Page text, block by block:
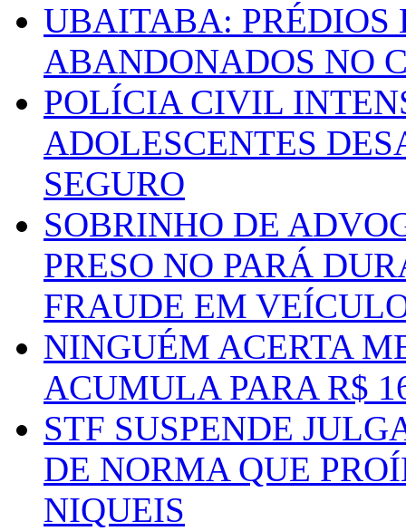
UBAITABA: PRÉDIOS
ABANDONADOS NO
POLÍCIA CIVIL
ADOLESCENTES
SEGURO
SOBRINHO DE
PRESO NO PARÁ
FRAUDE EM
NINGUÉM ACERTA
ACUMULA PARA R$
STF SUSPENDE
DE NORMA QUE
NIQUEIS